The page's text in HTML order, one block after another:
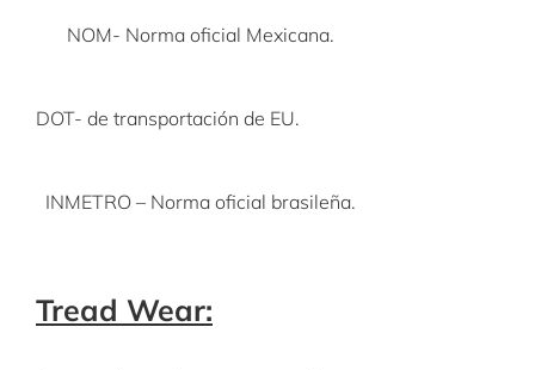
NOM- Norma oficial Mexicana.
DOT- de transportación de EU.
INMETRO – Norma oficial brasileña.
Tread Wear: